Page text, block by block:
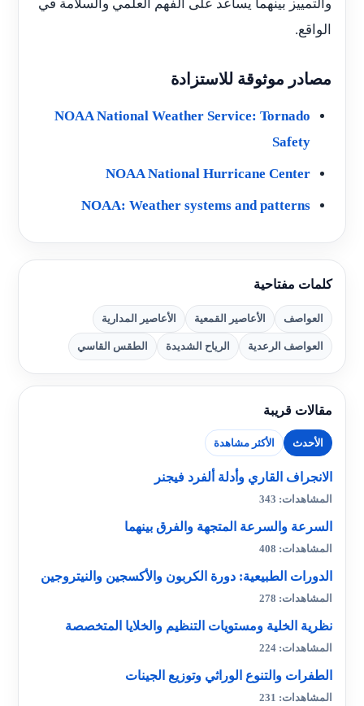
والتمييز بينهما يساعد على الفهم العلمي والسلامة في
الواقع.
مصادر موثوقة للاستزادة
NOAA National Weather Service: Tornado
Safety
NOAA National Hurricane Center
NOAA: Weather systems and patterns
كلمات مفتاحية
العواصف الأعاصير القمعية الأعاصير المدارية
العواصف الرعدية الرياح الشديدة الطقس القاسي
مقالات قريبة
الأحدث الأكثر مشاهدة
الانجراف القاري وأدلة ألفرد فيجنر
المشاهدات: 343
السرعة والسرعة المتجهة والفرق بينهما
المشاهدات: 408
الدورات الطبيعية: دورة الكربون والأكسجين والنيتروجين
المشاهدات: 278
نظرية الخلية ومستويات التنظيم والخلايا المتخصصة
المشاهدات: 224
الطفرات والتنوع الوراثي وتوزيع الجينات
المشاهدات: 231